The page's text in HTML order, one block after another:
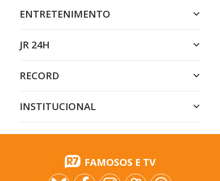
ENTRETENIMENTO
JR 24H
RECORD
INSTITUCIONAL
FAMOSOS E TV